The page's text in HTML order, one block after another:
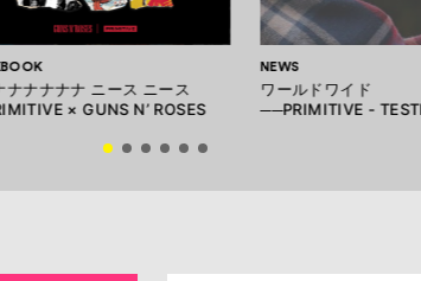
ナナナナナ ニース ニース
× GUNS N’ ROSES
NEWS
ワールドワイド
──PRIMITIVE -